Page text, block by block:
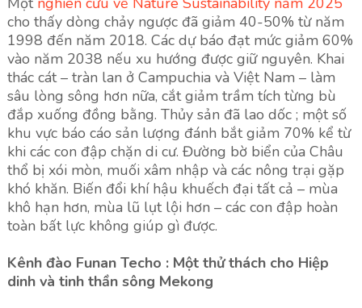
cho thấy dòng chảy ngược đã giảm 40-50% từ năm
1998 đến năm 2018. Các dự báo đạt mức giảm 60%
vào năm 2038 nếu xu hướng được giữ nguyên. Khai
thác cát – tràn lan ở Campuchia và Việt Nam – làm
sâu lòng sông hơn nữa, cắt giảm trầm tích từng bù
đắp xuống đồng bằng. Thủy sản đã lao dốc ; một số
khu vực báo cáo sản lượng đánh bắt giảm 70% kể từ
khi các con đập chặn di cư. Đường bờ biển của Châu
thổ bị xói mòn, muối xâm nhập và các nông trại gặp
khó khăn. Biến đổi khí hậu khuếch đại tất cả – mùa
khô hạn hơn, mùa lũ lụt lội hơn – các con đập hoàn
toàn bất lực không giúp gì được.
Kênh đào Funan Techo : Một thử thách cho Hiệp
dinh và tinh thần sông Mekong